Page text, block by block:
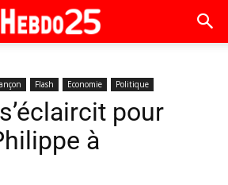
Flash Economie Politique
pour
à